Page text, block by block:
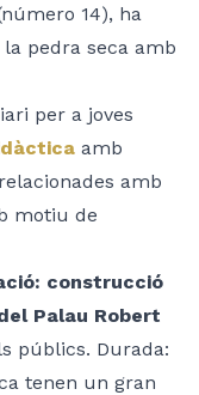
14), ha
pedra seca amb
per a joves
amb
amb
motiu de
construcció
Palau Robert
públics. Durada:
tenen un gran